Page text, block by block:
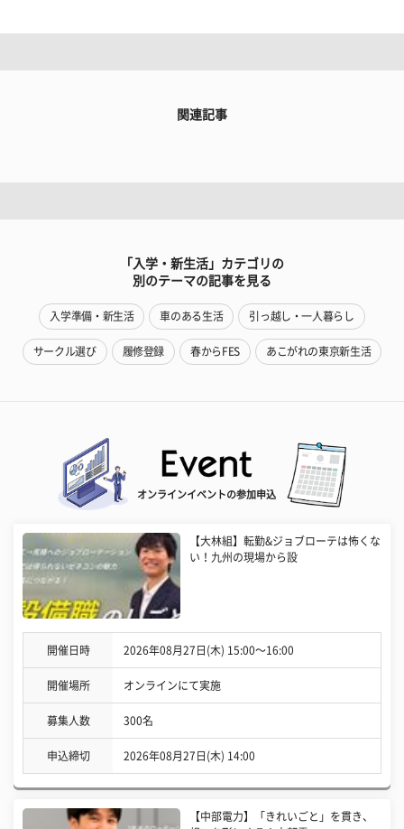
関連記事
「入学・新生活」カテゴリの
別のテーマの記事を見る
入学準備・新生活 車のある生活 引っ越し・一人暮らし
サークル選び 履修登録 春からFES あこがれの東京新生活
オンラインイベントの参加申込
【大林組】転勤&ジョブローテは怖くな
い！九州の現場から設
開催日時 2026年08月27日(木) 15:00〜16:00
開催場所 オンラインにて実施
募集人数 300名
申込締切 2026年08月27日(木) 14:00
【中部電力】「きれいごと」を貫き、